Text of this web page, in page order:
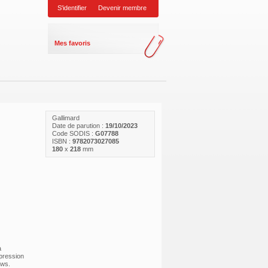
S'identifier Devenir membre
Mes favoris
Gallimard
Date de parution : 19/10/2023
Code SODIS : G07788
ISBN : 9782073027085
180x 218mm